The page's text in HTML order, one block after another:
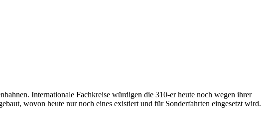
Internationale Fachkreise würdigen die 310-er heute noch wegen ihrer
wovon heute nur noch eines existiert und für Sonderfahrten eingesetzt wird.